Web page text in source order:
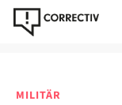
MILITÄR